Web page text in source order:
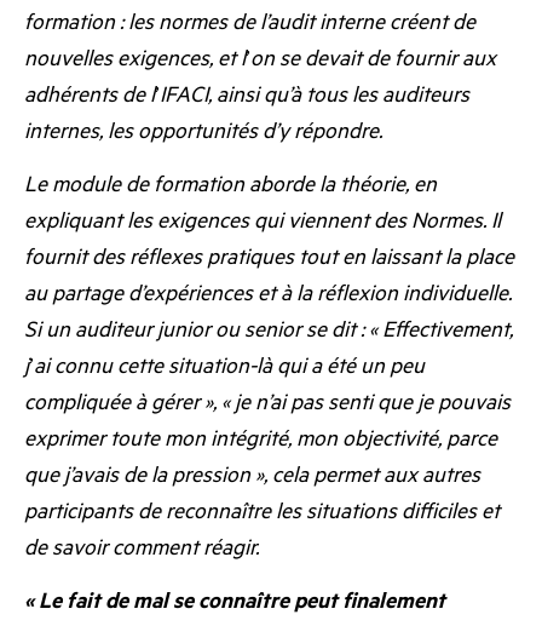
formation : les normes de l’audit interne créent de
nouvelles exigences, et l’on se devait de fournir aux
adhérents de l’IFACI, ainsi qu’à tous les auditeurs
internes, les opportunités d’y répondre.
Le module de formation aborde la théorie, en
expliquant les exigences qui viennent des Normes. Il
fournit des réflexes pratiques tout en laissant la place
au partage d’expériences et à la réflexion individuelle.
Si un auditeur junior ou senior se dit : « Effectivement,
j’ai connu cette situation-là qui a été un peu
compliquée à gérer », « je n’ai pas senti que je pouvais
exprimer toute mon intégrité, mon objectivité, parce
que j’avais de la pression », cela permet aux autres
participants de reconnaître les situations difficiles et
de savoir comment réagir.
« Le fait de mal se connaître peut finalement